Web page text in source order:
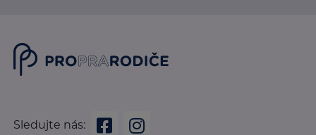
Sledujte nás: